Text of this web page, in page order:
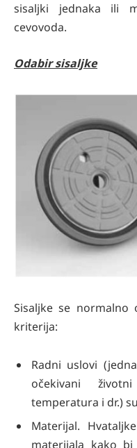
sisaljki jednaka ili
cevovoda.
Odabir sisaljke
Sisaljke se normalno
kriterija:
Radni uslovi
očekivani
temperatura i dr.)
Materijal.
materijala kako